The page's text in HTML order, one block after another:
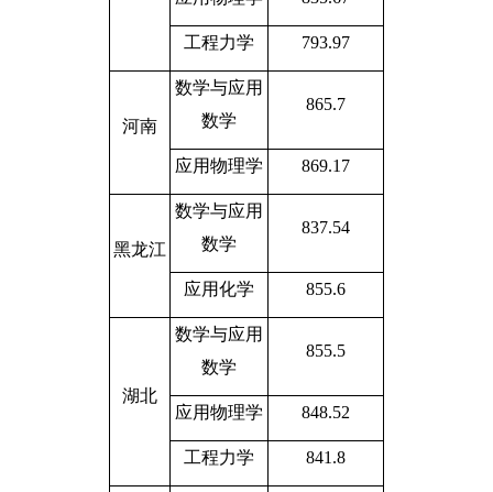
工程力学 793.97
河南
数学与应用
数学
865.7
应用物理学 869.17
黑龙江
数学与应用
数学
837.54
应用化学 855.6
湖北
数学与应用
数学
855.5
应用物理学 848.52
工程力学 841.8